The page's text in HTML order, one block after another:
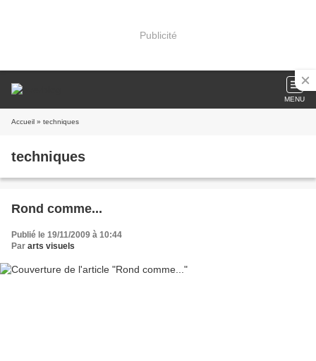
Publicité
MENU
Accueil » techniques
techniques
Rond comme...
Publié le 19/11/2009 à 10:44
Par arts visuels